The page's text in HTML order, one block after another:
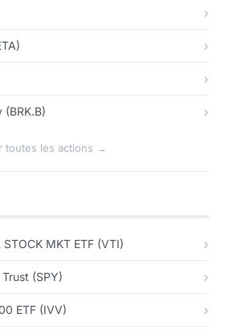
(BRK.B)
toutes les actions →
MKT ETF (VTI)
Trust (SPY)
ETF (IVV)